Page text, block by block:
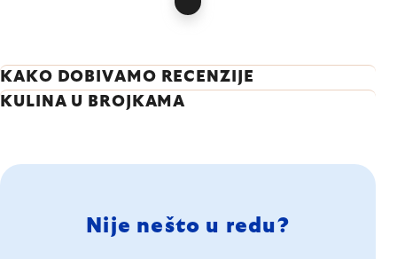
KAKO DOBIVAMO RECENZIJE
KULINA U BROJKAMA
Nije nešto u redu?